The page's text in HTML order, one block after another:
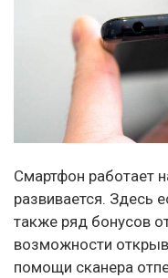
Смартфон работает
развивается. Здесь
также ряд бонусов
возможности
помощи сканера